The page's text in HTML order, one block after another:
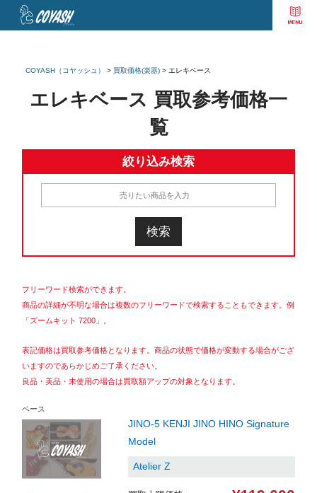
COYASH（コヤッシュ） > 買取価格(楽器)> エレキベース
エレキベース 買取参考価格一
覧
絞り込み検索
フリーワード検索ができます。
商品の詳細が不明な場合は複数のフリーワードで検索することもできます。例
「ズームキット 7200」。
表記価格は買取参考価格となります。商品の状態で価格が変動する場合がござ
いますのであらかじめご了承ください。
良品・美品・未使用の場合は買取額アップの対象となります。
ベース
JINO-5 KENJI JINO HINO Signature
Model
Atelier Z